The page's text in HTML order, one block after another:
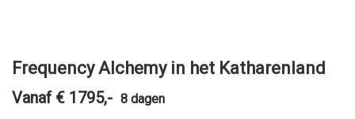
Frequency Alchemy in het Katharenland
Vanaf € 1795,- 8 dagen